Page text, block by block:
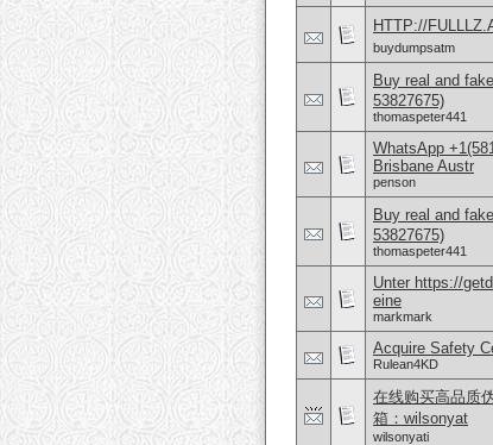
HTTP://
buydumpsatm
Buy real and
53827675)
thomaspeter441
WhatsApp
Brisbane Austr
penson
Buy real and
53827675)
thomaspeter441
Unter https://
eine
markmark
Acquire Safety
Rulean4KD
在线购买高品质
箱：wilsonyat
wilsonyati